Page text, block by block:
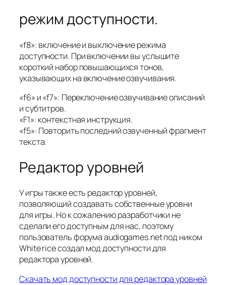
режим доступности.
«f8»: включение и выключение режима
доступности. При включении вы услышите
короткий набор повышающихся тонов,
указывающих на включение озвучивания.
«f6» и «f7»: Переключение озвучивание описаний
и субтитров.
«F1»: контекстная инструкция.
«f5»: Повторить последний озвученный фрагмент
текста.
Редактор уровней
У игры также есть редактор уровней,
позволяющий создавать собственные уровни
для игры. Но к сожалению разработчики не
сделали его доступным для нас, поэтому
пользователь форума audiogames.net под ником
White rice создал мод доступности для
редактора уровней.
Скачать мод доступности для редактора уровней